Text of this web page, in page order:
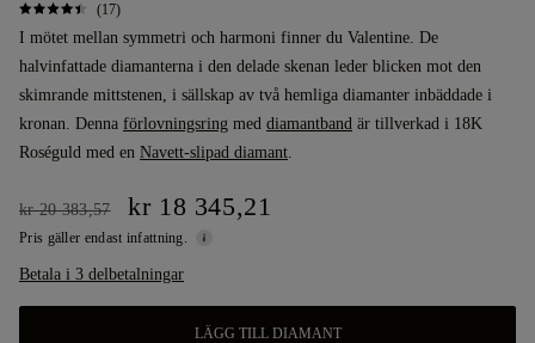
(17)
I mötet mellan symmetri och harmoni finner du Valentine. De
halvinfattade diamanterna i den delade skenan leder blicken mot den
skimrande mittstenen, i sällskap av två hemliga diamanter inbäddade i
kronan. Denna förlovningsring med diamantband är tillverkad i 18K
Roséguld med en Navett-slipad diamant.
kr 20 383,57 kr 18 345,21
Pris gäller endast infattning.
Betala i 3 delbetalningar
LÄGG TILL DIAMANT